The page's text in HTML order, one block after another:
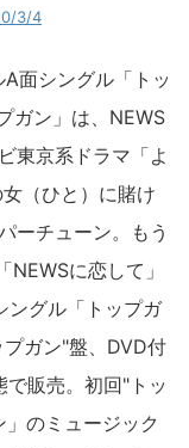
先着マスキングテー
ray/DVD-BOX ライン
3/4
面シングル「トッ
ガン」は、NEWS
東京系ドラマ「よ
（ひと）に賭け
ーチューン。もう
NEWSに恋して」
グル「トップガ